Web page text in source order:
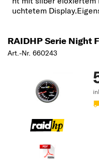
uchtetem
RAIDHP Serie Night
Art.-Nr. 660243